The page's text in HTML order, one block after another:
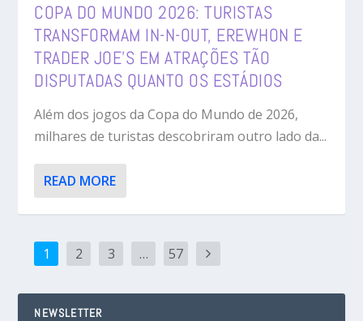
COPA DO MUNDO 2026: TURISTAS
TRANSFORMAM IN-N-OUT, EREWHON E
TRADER JOE’S EM ATRAÇÕES TÃO
DISPUTADAS QUANTO OS ESTÁDIOS
Além dos jogos da Copa do Mundo de 2026,
milhares de turistas descobriram outro lado da...
READ MORE
1 2 3 … 57
NEWSLETTER